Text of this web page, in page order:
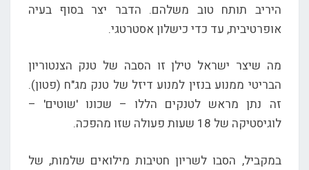
היריב תותח טוב משלהם. הדבר יצר בסוף בעיה
אופרטיבית, עד כדי כישלון אסטרטגי.
מה שיצר ישראל טילן זו הסבה של טנק הצנטוריון
הבריטי ממנוע בנזין למנוע דיזל של טנק מג"ח (פטון).
זה נתן מראש לטנקים הללו – שכונו 'שוטים' –
לוגיסטיקה של 18 שעות פעולה שזו מהפכה.
במקביל, הסבו לשריון חטיבות מילואים שלמות, של